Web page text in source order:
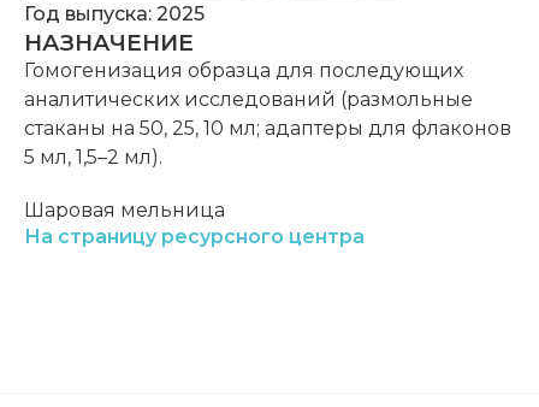
Год выпуска: 2025
НАЗНАЧЕНИЕ
Гомогенизация образца для последующих
аналитических исследований (размольные
стаканы на 50, 25, 10 мл; адаптеры для флаконов
5 мл, 1,5–2 мл).
Шаровая мельница
На страницу ресурсного центра